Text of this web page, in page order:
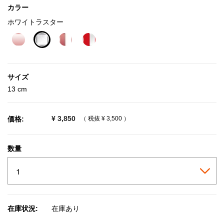
カラー
ホワイトラスター
サイズ
13 cm
価格: ¥ 3,850 （ 税抜 ¥ 3,500 ）
数量
在庫状況: 在庫あり